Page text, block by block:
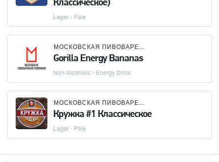
Классическое)
Lager - Pale
МОСКОВСКАЯ ПИВОВАРЕННАЯ КОМПАНИЯ (МПК)
Gorilla Energy Bananas
Non-Alcoholic - Energy Drink
МОСКОВСКАЯ ПИВОВАРЕННАЯ КОМПАНИЯ (МПК)
Кружка #1 Классическое
Lager - Pale